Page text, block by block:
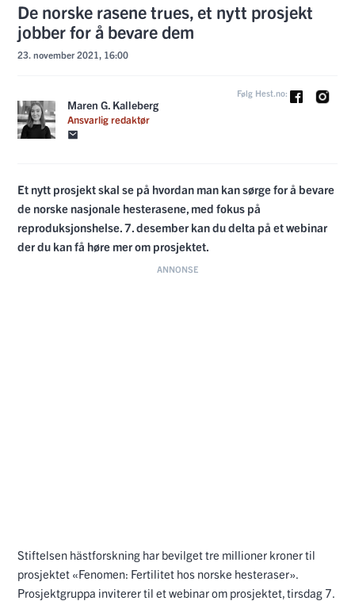
De norske rasene trues, et nytt prosjekt
jobber for å bevare dem
23. november 2021, 16:00
Maren G. Kalleberg
Ansvarlig redaktør
Følg Hest.no:
Et nytt prosjekt skal se på hvordan man kan sørge for å bevare
de norske nasjonale hesterasene, med fokus på
reproduksjonshelse. 7. desember kan du delta på et webinar
der du kan få høre mer om prosjektet.
Stiftelsen hästforskning har bevilget tre millioner kroner til
prosjektet «Fenomen: Fertilitet hos norske hesteraser».
Prosjektgruppa inviterer til et webinar om prosjektet, tirsdag 7.